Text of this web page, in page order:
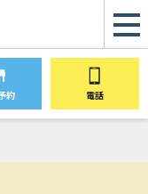
約 電話